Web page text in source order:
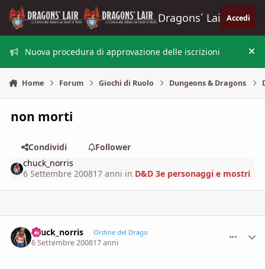
Vai al contenuto
Dragons´ Lair Accedi
Nuova procedura di approvazione delle iscrizioni
Home Forum Giochi di Ruolo Dungeons & Dragons
non morti
Condividi
Follower
chuck_norris
6 Settembre 200817 anni in D&D 3e personaggi e mostri
chuck_norris Ordine del Drago
6 Settembre 200817 anni